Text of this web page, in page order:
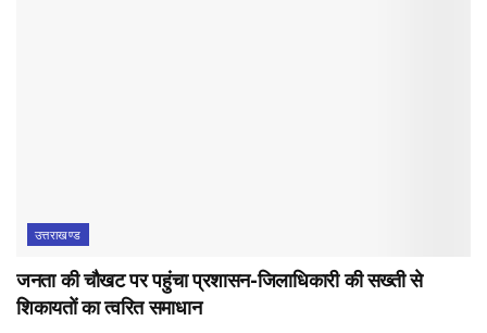
उत्तराखण्ड
जनता की चौखट पर पहुंचा प्रशासन-जिलाधिकारी की सख्ती से
शिकायतों का त्वरित समाधान